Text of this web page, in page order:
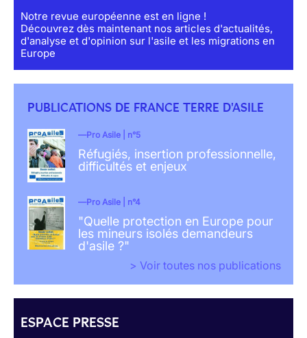
Notre revue européenne est en ligne !
Découvrez dès maintenant nos articles d'actualités,
d'analyse et d'opinion sur l'asile et les migrations en
Europe
PUBLICATIONS DE FRANCE TERRE D'ASILE
Pro Asile | n°5
Réfugiés, insertion professionnelle,
difficultés et enjeux
Pro Asile | n°4
"Quelle protection en Europe pour
les mineurs isolés demandeurs
d'asile ?"
> Voir toutes nos publications
ESPACE PRESSE